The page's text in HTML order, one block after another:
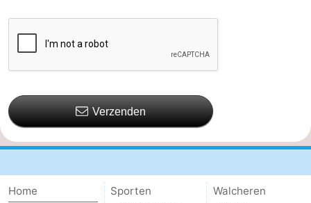
Verzenden
Home
Sporten
Walcheren